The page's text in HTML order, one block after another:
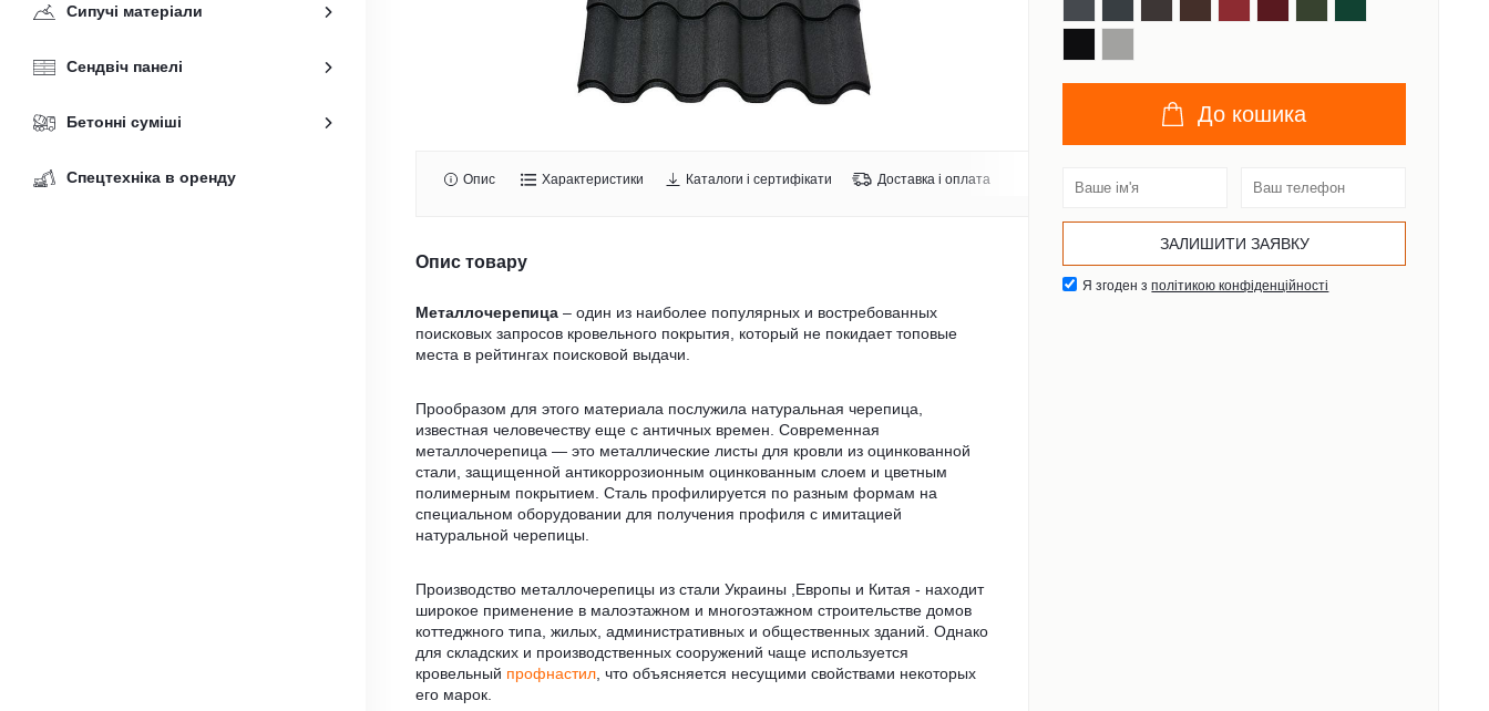
Сипучі матеріали
Сендвіч панелі
Бетонні суміші
Спецтехніка в оренду
До кошика
Я згоден зполітикою конфіденційності
Опис Характеристики Каталоги і сертифікати Доставка і оплата
Опис товару
Металлочерепица – один из наиболее популярных и востребованных
поисковых запросов кровельного покрытия, который не покидает топовые
места в рейтингах поисковой выдачи.
Прообразом для этого материала послужила натуральная черепица,
известная человечеству еще с античных времен. Современная
металлочерепица — это металлические листы для кровли из оцинкованной
стали, защищенной антикоррозионным оцинкованным слоем и цветным
полимерным покрытием. Сталь профилируется по разным формам на
специальном оборудовании для получения профиля с имитацией
натуральной черепицы.
Производство металлочерепицы из стали Украины ,Европы и Китая - находит
широкое применение в малоэтажном и многоэтажном строительстве домов
коттеджного типа, жилых, административных и общественных зданий. Однако
для складских и производственных сооружений чаще используется
кровельный профнастил , что объясняется несущими свойствами некоторых
его марок.